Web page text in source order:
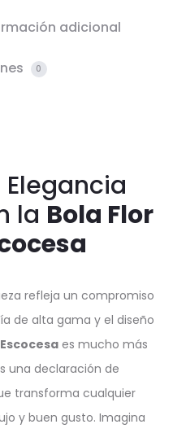
adicional
0
la Bola Flor
refleja un compromiso
de alta gama y el diseño
es mucho más
una declaración de
transforma cualquier
y buen gusto. Imagina